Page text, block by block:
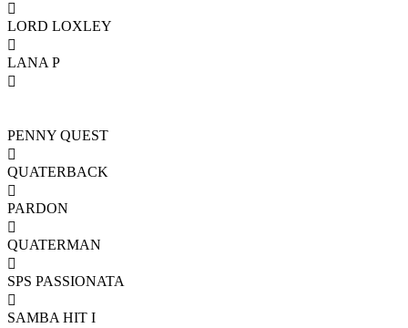

LORD LOXLEY

LANA P

PENNY QUEST

QUATERBACK

PARDON

QUATERMAN

SPS PASSIONATA

SAMBA HIT I